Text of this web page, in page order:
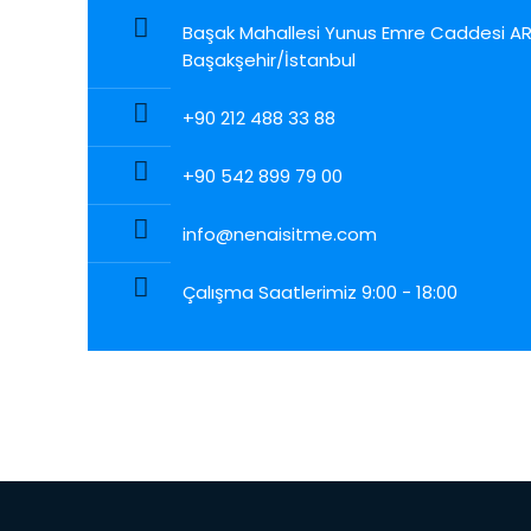
Başak Mahallesi Yunus Emre Caddesi
Başakşehir/İstanbul
+90 212 488 33 88
+90 542 899 79 00
info@nenaisitme.com
Çalışma Saatlerimiz 9:00 - 18:00